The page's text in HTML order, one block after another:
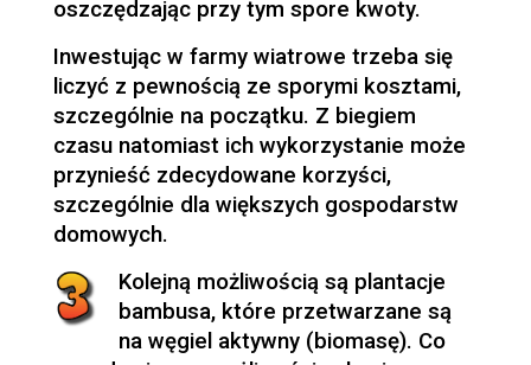
oszczędzając przy tym spore kwoty.
Inwestując w farmy wiatrowe trzeba się
liczyć z pewnością ze sporymi kosztami,
szczególnie na początku. Z biegiem
czasu natomiast ich wykorzystanie może
przynieść zdecydowane korzyści,
szczególnie dla większych gospodarstw
domowych.
Kolejną możliwością są plantacje
bambusa, które przetwarzane są
na węgiel aktywny (biomasę). Co